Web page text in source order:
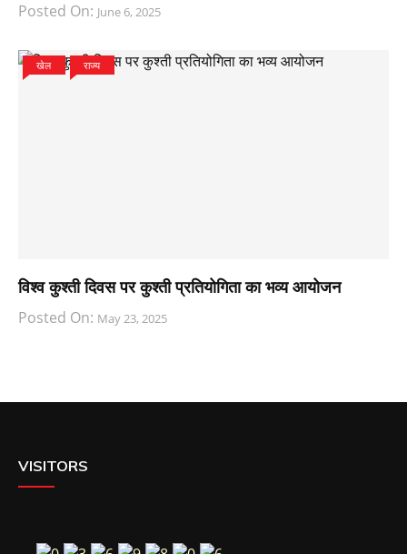
Posted On: June 6, 2025
खेल राज्य
विश्व कुश्ती दिवस पर कुश्ती प्रतियोगिता का भव्य आयोजन
Posted On: May 23, 2025
VISITORS